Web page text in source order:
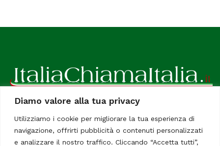
Diamo valore alla tua privacy
Utilizziamo i cookie per migliorare la tua esperienza di
navigazione, offrirti pubblicità o contenuti personalizzati
e analizzare il nostro traffico. Cliccando “Accetta tutti”,
ItaliaChiamaItalia, il TUO quotidiano online preferito.
Dedicato in particolare a tutti gli italiani residenti all'estero.
Tutti i diritti sono riservati. Quotidiano online indipendente